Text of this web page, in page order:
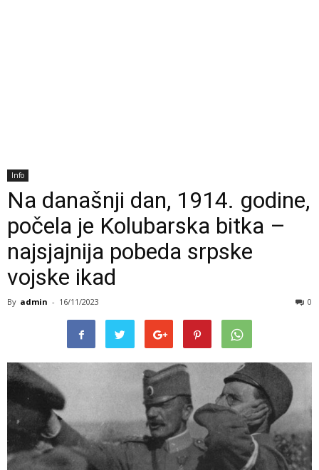
Info
Na današnji dan, 1914. godine,
počela je Kolubarska bitka –
najsjajnija pobeda srpske
vojske ikad
By admin - 16/11/2023 0